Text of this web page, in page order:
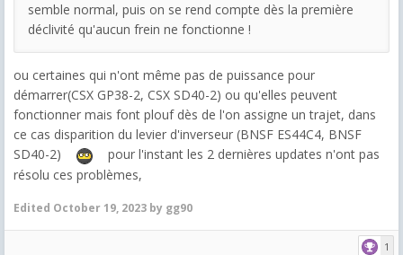
semble normal, puis on se rend compte dès la première
déclivité qu'aucun frein ne fonctionne !
ou certaines qui n'ont même pas de puissance pour
démarrer(CSX GP38-2, CSX SD40-2) ou qu'elles peuvent
fonctionner mais font plouf dès de l'on assigne un trajet, dans
ce cas disparition du levier d'inverseur (BNSF ES44C4, BNSF
SD40-2)
pour l'instant les 2 dernières updates n'ont pas
résolu ces problèmes,
Edited October 19, 2023 by gg90
1